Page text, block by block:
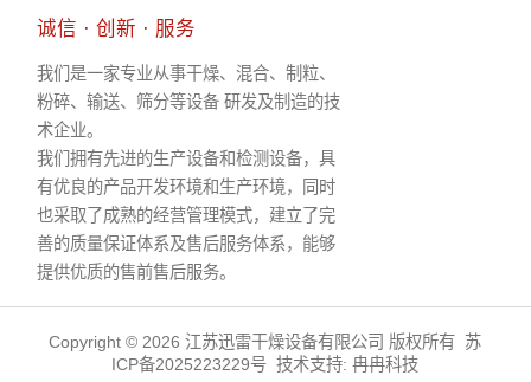
诚信 · 创新 · 服务
我们是一家专业从事干燥、混合、制粒、
粉碎、输送、筛分等设备 研发及制造的技
术企业。
我们拥有先进的生产设备和检测设备，具
有优良的产品开发环境和生产环境，同时
也采取了成熟的经营管理模式，建立了完
善的质量保证体系及售后服务体系，能够
提供优质的售前售后服务。
Copyright © 2026 江苏迅雷干燥设备有限公司 版权所有 苏
ICP备2025223229号 技术支持:冉冉科技